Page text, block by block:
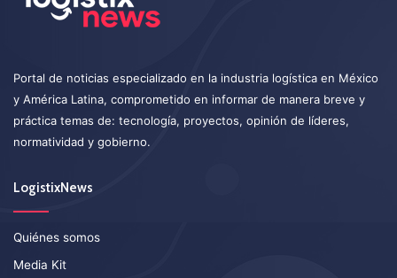
Portal de noticias especializado en la industria logística en México
y América Latina, comprometido en informar de manera breve y
práctica temas de: tecnología, proyectos, opinión de líderes,
normatividad y gobierno.
LogistixNews
Quiénes somos
Media Kit